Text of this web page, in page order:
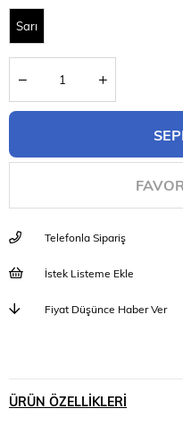
Sarı
Telefonla Sipariş
İstek Listeme Ekle
Fiyat Düşünce Haber Ver
ÜRÜN ÖZELLIKLERI